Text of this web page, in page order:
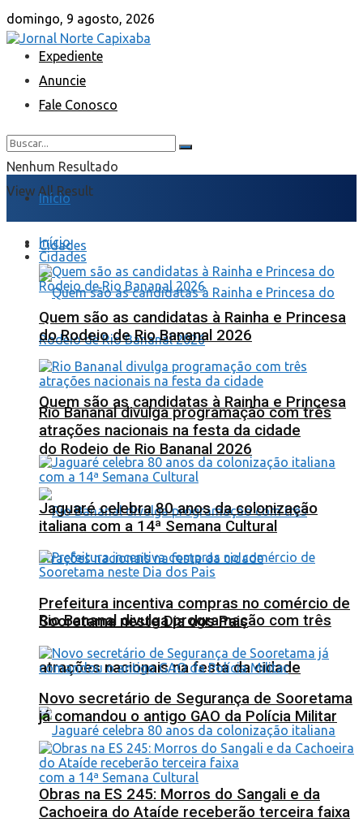
domingo, 9 agosto, 2026
Expediente
Anuncie
Fale Conosco
Nenhum Resultado
View All Result
Início
Cidades
Quem são as candidatas à Rainha e Princesa
do Rodeio de Rio Bananal 2026
Rio Bananal divulga programação com três
atrações nacionais na festa da cidade
Início
Cidades
Quem são as candidatas à Rainha e Princesa
do Rodeio de Rio Bananal 2026
Rio Bananal divulga programação com três
atrações nacionais na festa da cidade
Jaguaré celebra 80 anos da colonização
italiana com a 14ª Semana Cultural
Prefeitura incentiva compras no comércio de
Sooretama neste Dia dos Pais
Novo secretário de Segurança de Sooretama
já comandou o antigo GAO da Polícia Militar
Obras na ES 245: Morros do Sangali e da
Cachoeira do Ataíde receberão terceira faixa